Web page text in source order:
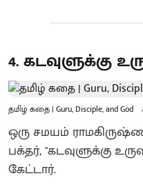
4. கடவுளுக்கு
தமிழ் கதை | Guru, Disciple, and God
ஒரு சமயம்
பக்தர், "கடவுளுக்கு
கேட்டார்.